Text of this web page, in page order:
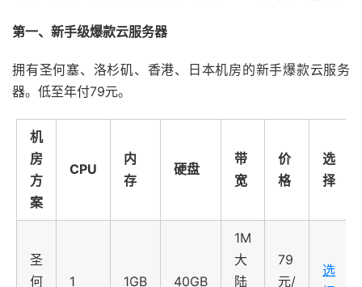
第一、新手级爆款云服务器
拥有圣何塞、洛杉矶、香港、日本机房的新手爆款云服务
器。低至年付79元。
机
房
方
案
CPU
内
存
硬盘
带
宽
价
格
选
择
圣
何
1 1GB 40GB
1M
大
陆
79
元/
选